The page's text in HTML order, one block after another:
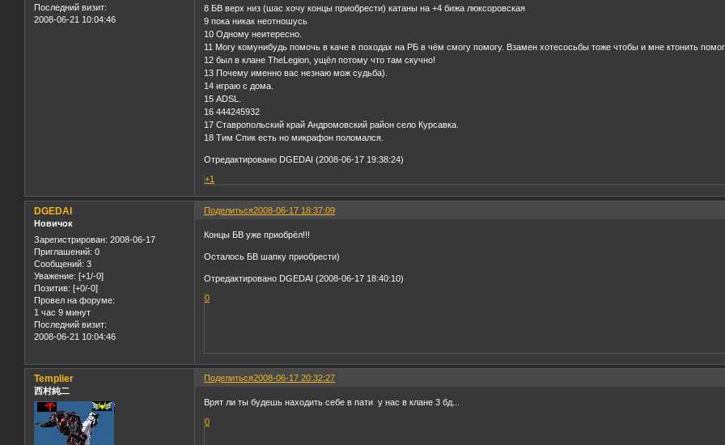
Последний визит:
2008-06-21 10:04:46
8 БВ верх низ (шас хочу концы приобрести) катаны на +4 бижа люксоровская
9 пока никак неотношусь
10 Одному неитересно.
11 Могу комунибудь помочь в каче в походах на РБ в чём смогу помогу. Взамен хотесосьбы тоже чтобы и мне ктонить
12 был в клане TheLegion, ущёл потому что там скучно!
13 Почему именно вас незнаю мож судьба).
14 играю с дома.
15 ADSL.
16 444245932
17 Ставропольский край Андромовский район село Курсавка.
18 Тим Спик есть но микрафон поломался.
Отредактировано DGEDAI (2008-06-17 19:38:24)
+1
Поделиться2008-06-17 18:37:09
DGEDAI
Новичок
Зарегистрирован: 2008-06-17
Приглашений: 0
Сообщений: 3
Уважение: [+1/-0]
Позитив: [+0/-0]
Провел на форуме:
1 час 9 минут
Последний визит:
2008-06-21 10:04:46
Концы БВ уже приобрёл!!!
Осталось БВ шапку приобрести)
Отредактировано DGEDAI (2008-06-17 18:40:10)
0
Поделиться2008-06-17 20:32:27
Templier
西村純二
Врят ли ты будешь находить себе в пати у нас в клане 3 бд...
0